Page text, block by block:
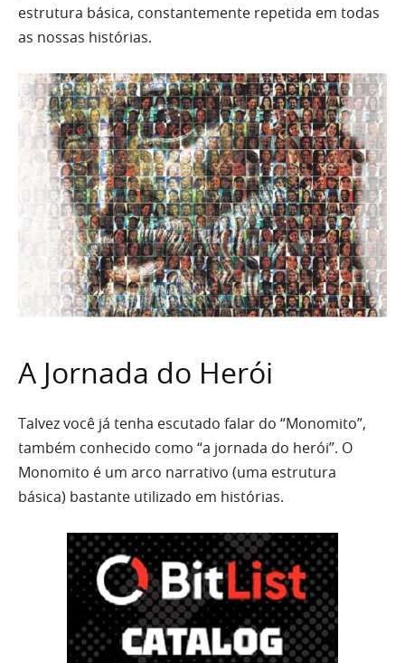
estrutura básica, constantemente repetida em todas
as nossas histórias.
A Jornada do Herói
Talvez você já tenha escutado falar do “Monomito”,
também conhecido como “a jornada do herói”. O
Monomito é um arco narrativo (uma estrutura
básica) bastante utilizado em histórias.